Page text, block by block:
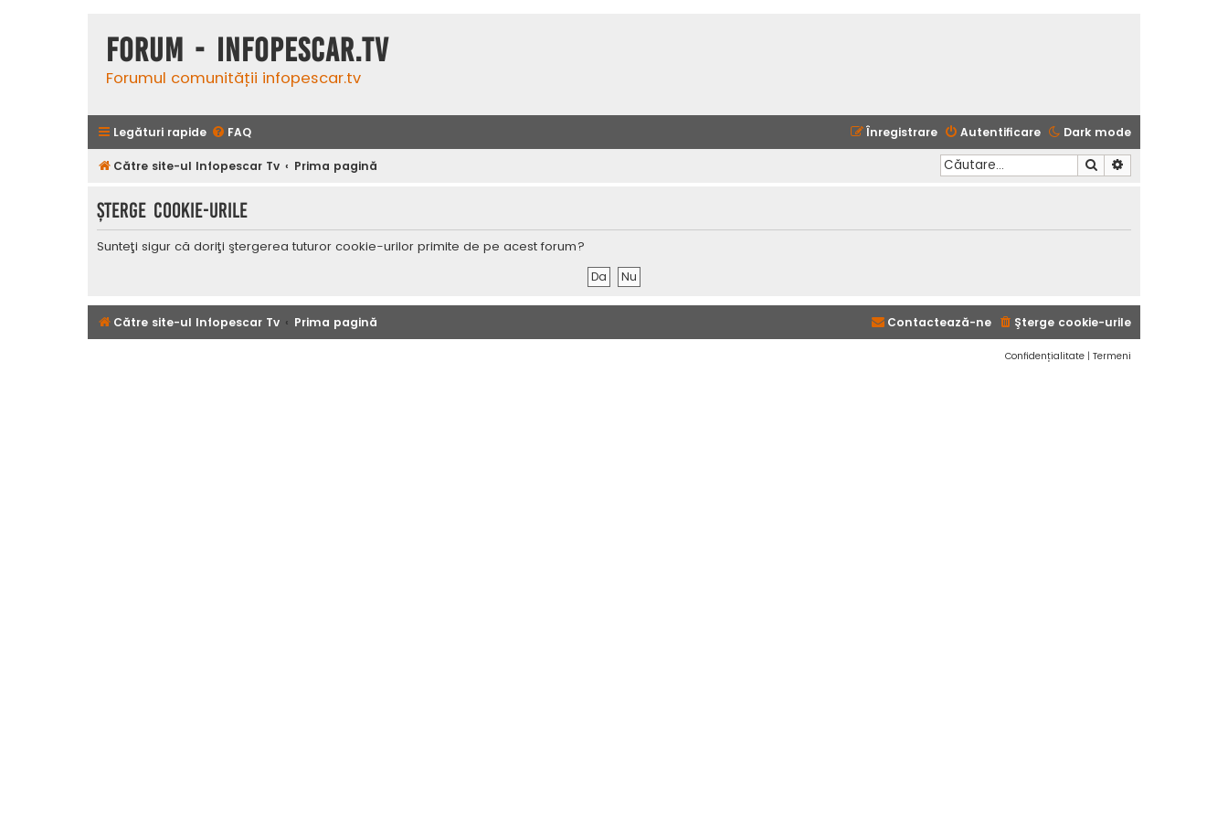
Forum - InfoPescar.Tv
Forumul comunității infopescar.tv
Legături rapide Dark mode
FAQ Autentificare
Înregistrare
Către site-ul Infopescar Tv Prima pagină Căutare
Şterge cookie-urile
Sunteţi sigur că doriţi ştergerea tuturor cookie-urilor primite de pe acest forum?
Către site-ul Infopescar Tv Prima pagină Şterge cookie-urile
Contactează-ne
Confidențialitate | Termeni